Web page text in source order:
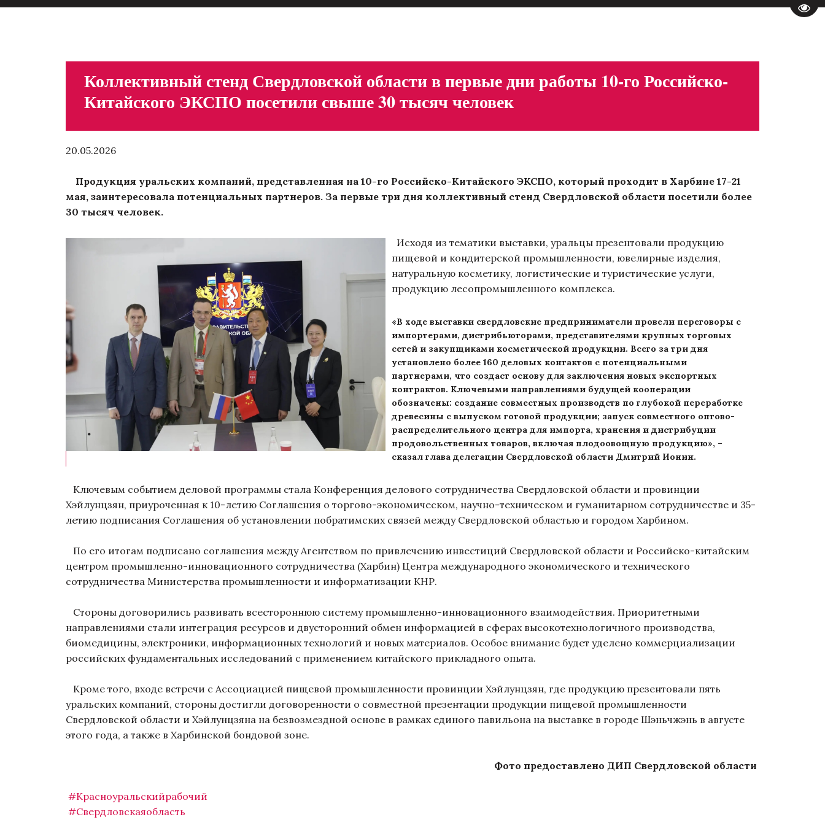
Коллективный стенд Свердловской области в первые дни работы 10-го Российско-
Китайского ЭКСПО посетили свыше 30 тысяч человек
20.05.2026
Продукция уральских компаний, представленная на 10-го Российско-Китайского ЭКСПО, который проходит в Харбине 17-21
мая, заинтересовала потенциальных партнеров. За первые три дня коллективный стенд Свердловской области посетили более
30 тысяч человек.
Исходя из тематики выставки, уральцы презентовали продукцию
пищевой и кондитерской промышленности, ювелирные изделия,
натуральную косметику, логистические и туристические услуги,
продукцию лесопромышленного комплекса.
«В ходе выставки свердловские предприниматели провели переговоры с
импортерами, дистрибьюторами, представителями крупных торговых
сетей и закупщиками косметической продукции. Всего за три дня
установлено более 160 деловых контактов с потенциальными
партнерами, что создаст основу для заключения новых экспортных
контрактов. Ключевыми направлениями будущей кооперации
обозначены: создание совместных производств по глубокой переработке
древесины с выпуском готовой продукции; запуск совместного оптово-
распределительного центра для импорта, хранения и дистрибуции
продовольственных товаров, включая плодоовощную продукцию», –
сказал глава делегации Свердловской области Дмитрий Ионин.
Ключевым событием деловой программы стала Конференция делового сотрудничества Свердловской области и провинции
Хэйлунцзян, приуроченная к 10-летию Соглашения о торгово-экономическом, научно-техническом и гуманитарном сотрудничестве и 35-
летию подписания Соглашения об установлении побратимских связей между Свердловской областью и городом Харбином.
По его итогам подписано соглашения между Агентством по привлечению инвестиций Свердловской области и Российско-китайским
центром промышленно-инновационного сотрудничества (Харбин) Центра международного экономического и технического
сотрудничества Министерства промышленности и информатизации КНР.
Стороны договорились развивать всестороннюю систему промышленно-инновационного взаимодействия. Приоритетными
направлениями стали интеграция ресурсов и двусторонний обмен информацией в сферах высокотехнологичного производства,
биомедицины, электроники, информационных технологий и новых материалов. Особое внимание будет уделено коммерциализации
российских фундаментальных исследований с применением китайского прикладного опыта.
Кроме того, входе встречи с Ассоциацией пищевой промышленности провинции Хэйлунцзян, где продукцию презентовали пять
уральских компаний, стороны достигли договоренности о совместной презентации продукции пищевой промышленности
Свердловской области и Хэйлунцзяна на безвозмездной основе в рамках единого павильона на выставке в городе Шэньчжэнь в августе
этого года, а также в Харбинской бондовой зоне.
Фото предоставлено ДИП Свердловской области
#Красноуральскийрабочий
#Свердловскаяобласть